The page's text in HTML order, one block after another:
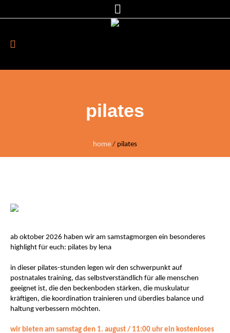
pilates
home / pilates
ab oktober 2026 haben wir am samstagmorgen ein besonderes
highlight für euch: pilates by lena
in dieser pilates-stunden legen wir den schwerpunkt auf
postnatales training, das selbstverständlich für alle menschen
geeignet ist, die den beckenboden stärken, die muskulatur
kräftigen, die koordination trainieren und überdies balance und
haltung verbessern möchten.
wir bieten am samstag den 1. august / 11:00 uhr ein kostenloses